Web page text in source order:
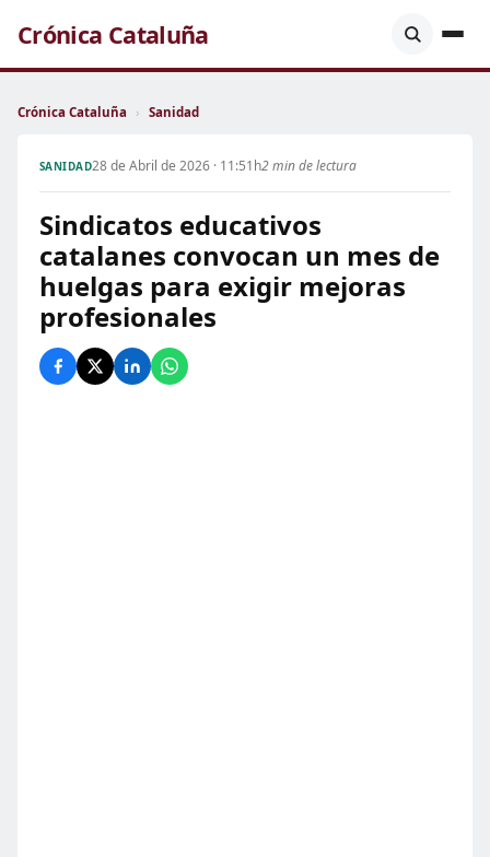
Crónica Cataluña
Crónica Cataluña › Sanidad
SANIDAD28 de Abril de 2026 · 11:51h2 min de lectura
Sindicatos educativos
catalanes convocan un mes de
huelgas para exigir mejoras
profesionales